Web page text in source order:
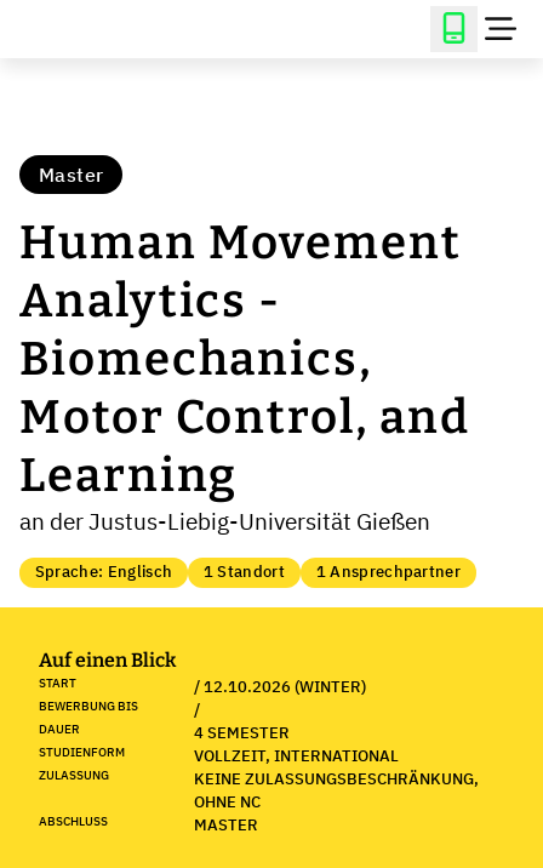
Master
Human Movement
Analytics -
Biomechanics,
Motor Control, and
Learning
an der Justus-Liebig-Universität Gießen
Sprache: Englisch 1 Standort 1 Ansprechpartner
Auf einen Blick
START / 12.10.2026 (WINTER)
BEWERBUNG BIS /
DAUER 4 SEMESTER
STUDIENFORM VOLLZEIT, INTERNATIONAL
ZULASSUNG
KEINE ZULASSUNGSBESCHRÄNKUNG,
OHNE NC
ABSCHLUSS MASTER